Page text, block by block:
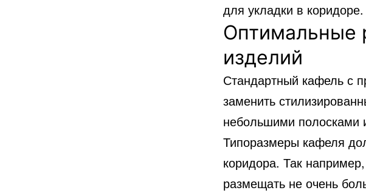
для укладки в коридоре.
Оптимальные
изделий
Стандартный кафель с
заменить
небольшими полосками
Типоразмеры кафеля
коридора. Так
размещать не очень